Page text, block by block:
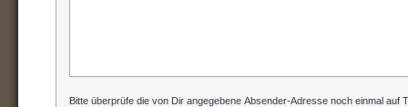
Bitte überprüfe die von Dir angegebene Absender-Adresse noch einmal auf